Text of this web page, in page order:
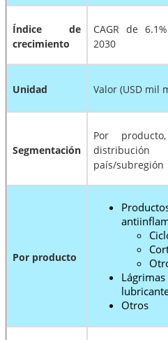
Índice de
crecimiento
CAGR de
2030
Unidad Valor (USD mil
Segmentación
Por
país/subregión
Por producto
Lágrimas
Otros